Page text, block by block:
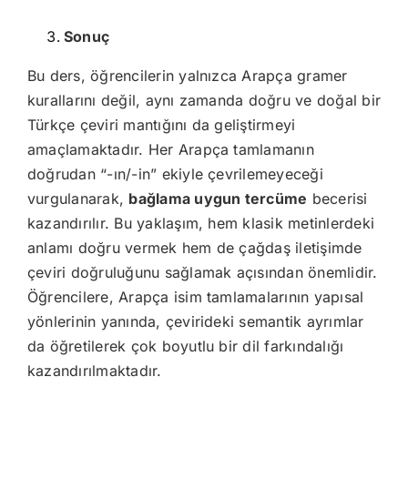
Sonuç
Bu ders, öğrencilerin yalnızca Arapça gramer
kurallarını değil, aynı zamanda doğru ve doğal bir
Türkçe çeviri mantığını da geliştirmeyi
amaçlamaktadır. Her Arapça tamlamanın
doğrudan “-ın/-in” ekiyle çevrilemeyeceği
vurgulanarak, bağlama uygun tercüme becerisi
kazandırılır. Bu yaklaşım, hem klasik metinlerdeki
anlamı doğru vermek hem de çağdaş iletişimde
çeviri doğruluğunu sağlamak açısından önemlidir.
Öğrencilere, Arapça isim tamlamalarının yapısal
yönlerinin yanında, çevirideki semantik ayrımlar
da öğretilerek çok boyutlu bir dil farkındalığı
kazandırılmaktadır.